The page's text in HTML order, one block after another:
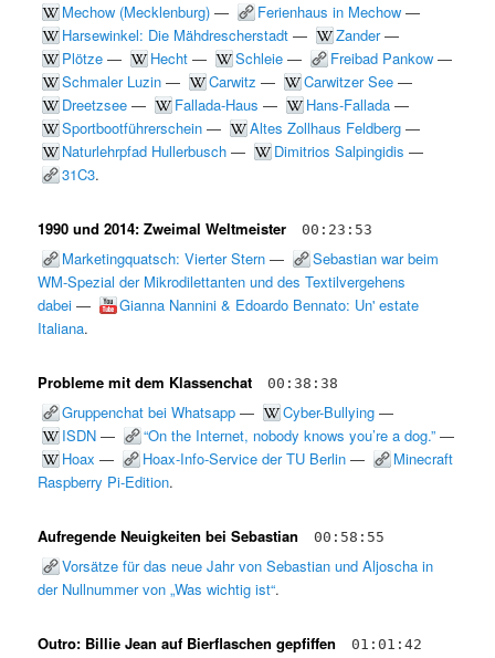
Mechow (Mecklenburg) — Ferienhaus in Mechow —
Harsewinkel: Die Mähdrescherstadt — Zander—
Plötze — Hecht — Schleie — Freibad Pankow —
Schmaler Luzin — Carwitz — Carwitzer See —
Dreetzsee — Fallada-Haus — Hans-Fallada —
Sportbootführerschein — Altes Zollhaus Feldberg —
Naturlehrpfad Hullerbusch — Dimitrios Salpingidis —
31C3.
1990 und 2014: Zweimal Weltmeister 00:23:53
Marketingquatsch: Vierter Stern —
Sebastian war beim
WM-Spezial der Mikrodilettanten und des Textilvergehens
dabei —
Gianna Nannini & Edoardo Bennato: Un' estate
Italiana.
Probleme mit dem Klassenchat 00:38:38
Gruppenchat bei Whatsapp — Cyber-Bullying —
ISDN — “On the Internet, nobody knows you’re a dog.” —
Hoax — Hoax-Info-Service der TU Berlin —
Minecraft
Raspberry Pi-Edition.
Aufregende Neuigkeiten bei Sebastian 00:58:55
Vorsätze für das neue Jahr von Sebastian und Aljoscha in
der Nullnummer von „Was wichtig ist“.
Outro: Billie Jean auf Bierflaschen gepfiffen 01:01:42